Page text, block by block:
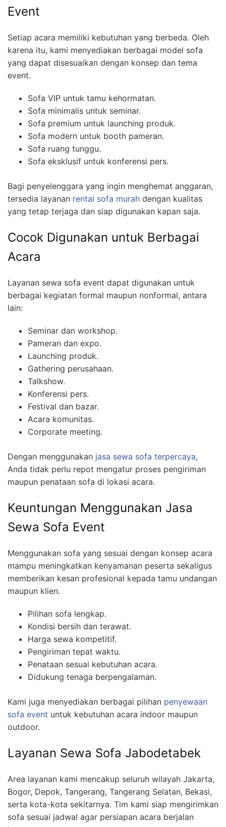
Event
Setiap acara memiliki kebutuhan yang berbeda. Oleh
karena itu, kami menyediakan berbagai model sofa
yang dapat disesuaikan dengan konsep dan tema
event.
Sofa VIP untuk tamu kehormatan.
Sofa minimalis untuk seminar.
Sofa premium untuk launching produk.
Sofa modern untuk booth pameran.
Sofa ruang tunggu.
Sofa eksklusif untuk konferensi pers.
Bagi penyelenggara yang ingin menghemat anggaran,
tersedia layanan rental sofa murah dengan kualitas
yang tetap terjaga dan siap digunakan kapan saja.
Cocok Digunakan untuk Berbagai
Acara
Layanan sewa sofa event dapat digunakan untuk
berbagai kegiatan formal maupun nonformal, antara
lain:
Seminar dan workshop.
Pameran dan expo.
Launching produk.
Gathering perusahaan.
Talkshow.
Konferensi pers.
Festival dan bazar.
Acara komunitas.
Corporate meeting.
Dengan menggunakan jasa sewa sofa terpercaya,
Anda tidak perlu repot mengatur proses pengiriman
maupun penataan sofa di lokasi acara.
Keuntungan Menggunakan Jasa
Sewa Sofa Event
Menggunakan sofa yang sesuai dengan konsep acara
mampu meningkatkan kenyamanan peserta sekaligus
memberikan kesan profesional kepada tamu undangan
maupun klien.
Pilihan sofa lengkap.
Kondisi bersih dan terawat.
Harga sewa kompetitif.
Pengiriman tepat waktu.
Penataan sesuai kebutuhan acara.
Didukung tenaga berpengalaman.
Kami juga menyediakan berbagai pilihan penyewaan
sofa event untuk kebutuhan acara indoor maupun
outdoor.
Layanan Sewa Sofa Jabodetabek
Area layanan kami mencakup seluruh wilayah Jakarta,
Bogor, Depok, Tangerang, Tangerang Selatan, Bekasi,
serta kota-kota sekitarnya. Tim kami siap mengirimkan
sofa sesuai jadwal agar persiapan acara berjalan